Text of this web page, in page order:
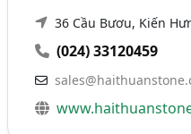
36 Cầu Bươu, Kiến
(024) 33120459